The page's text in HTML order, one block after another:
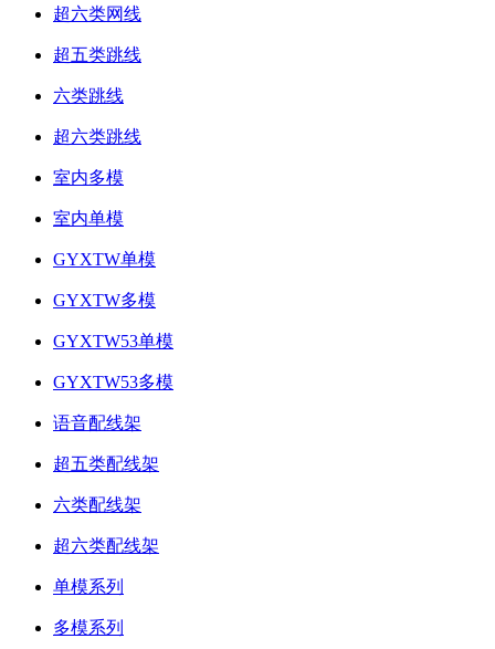
超六类网线
超五类跳线
六类跳线
超六类跳线
室内多模
室内单模
GYXTW单模
GYXTW多模
GYXTW53单模
GYXTW53多模
语音配线架
超五类配线架
六类配线架
超六类配线架
单模系列
多模系列